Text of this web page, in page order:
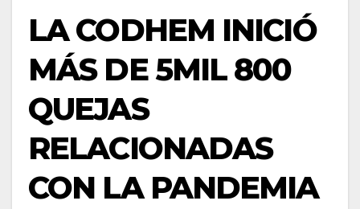
LA CODHEM INICIÓ
MÁS DE 5MIL 800
QUEJAS
RELACIONADAS
CON LA PANDEMIA